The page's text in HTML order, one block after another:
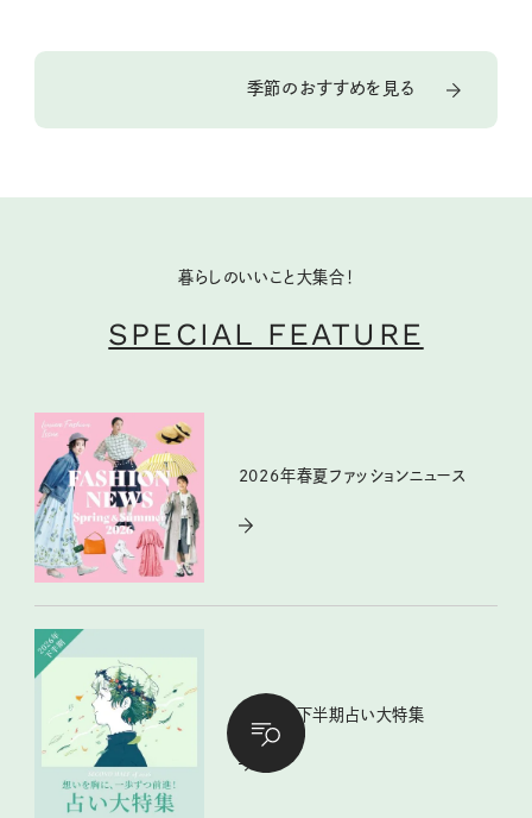
季節のおすすめを見る
暮らしのいいこと大集合！
SPECIAL FEATURE
2026年春夏ファッションニュース
2026年下半期占い大特集